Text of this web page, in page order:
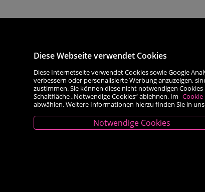
Diese Webseite verwendet Cookies
Diese Internetseite verwendet Cookies sowie Google
verbessern oder personalisierte Werbung anzuzeigen,
zustimmen. Sie können diese nicht notwendigen
Schaltfläche „Notwendige Cookies“ ablehnen. Im
abwählen. Weitere Informationen hierzu finden Sie in
Notwendige Cookies